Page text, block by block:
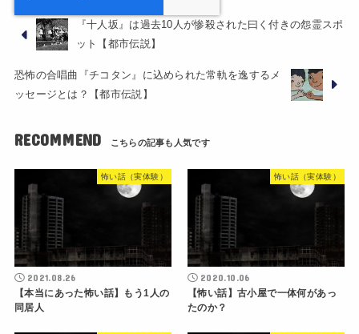
『十人坂』は過去10人が惨殺された曰く付きの怨霊スポ
ット【都市伝説】
恐怖の合唱曲『チコタン』に込められた常軌を逸するメ
ッセージとは？【都市伝説】
RECOMMEND
怖い話（実体験）
2021.08.26
【本当にあった怖い話】もう1人の
同居人
怖い話（実体験）
2020.10.06
【怖い話】古小屋で一体何があっ
たのか？